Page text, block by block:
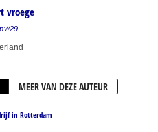
vroege
29
MEER VAN DEZE AUTEUR
in Rotterdam